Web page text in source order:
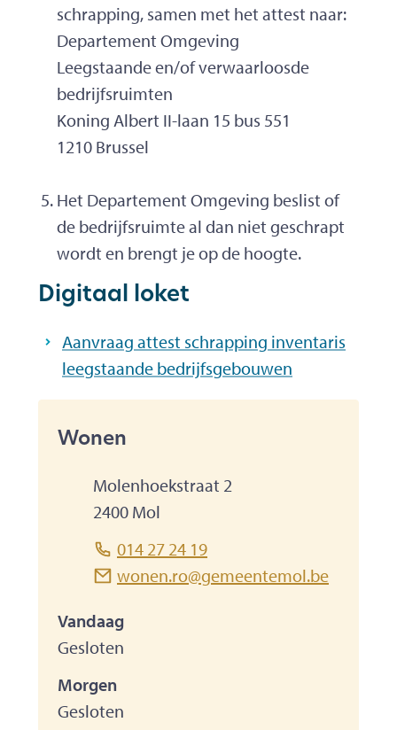
schrapping, samen met het attest naar:
Departement Omgeving
Leegstaande en/of verwaarloosde
bedrijfsruimten
Koning Albert II-laan 15 bus 551
1210 Brussel
Het Departement Omgeving beslist of
de bedrijfsruimte al dan niet geschrapt
wordt en brengt je op de hoogte.
Digitaal loket
Aanvraag attest schrapping inventaris
leegstaande bedrijfsgebouwen
contact
Wonen
AdresMolenhoekstraat 2
,2400 Mol
014 27 24 19
E-mailadreswonen.ro@gemeentemol.be
Vandaag
Gesloten
Morgen
Gesloten